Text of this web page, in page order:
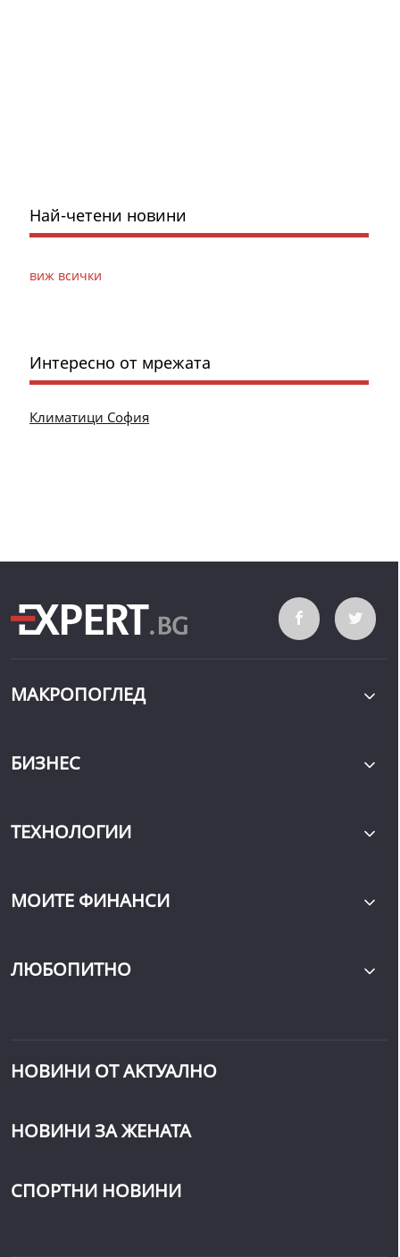
Най-четени новини
виж всички
Интересно от мрежата
Климатици София
МАКРОПОГЛЕД
БИЗНЕС
ТЕХНОЛОГИИ
МОИТЕ ФИНАНСИ
ЛЮБОПИТНО
НОВИНИ ОТ АКТУАЛНО
НОВИНИ ЗА ЖЕНАТА
СПОРТНИ НОВИНИ